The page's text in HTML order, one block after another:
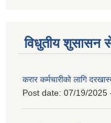
विधुतीय शुसासन
करार कर्मचारीको लागि
Post date: 07/19/2025